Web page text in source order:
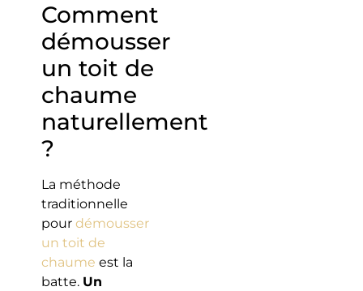
Comment
démousser
un toit de
chaume
naturellement
?
La méthode
traditionnelle
pour démousser
un toit de
chaume est la
batte. Un